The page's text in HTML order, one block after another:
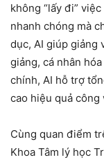
không “lấy đi”
nhanh chóng mà
dục, AI giúp giảng
giảng, cá nhân
chính, AI hỗ trợ
cao hiệu quả công
Cùng quan điểm
Khoa Tâm lý học